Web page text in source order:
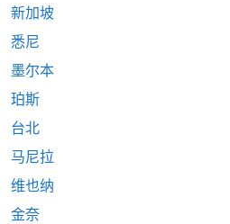
新加坡
悉尼
墨尔本
珀斯
台北
马尼拉
维也纳
金奈